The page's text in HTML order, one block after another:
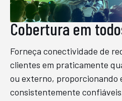
Cobertura em
Forneça conectividade de
clientes em praticamente
ou externo, proporcionando
consistentemente